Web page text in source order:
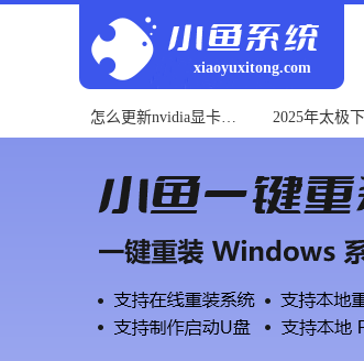
xiaoyuxitong.com
怎么更新nvidia显卡驱
动？快速教程
2025年太极
获取与使用